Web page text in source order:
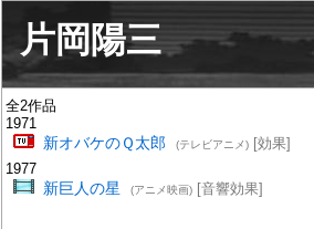
片岡陽三
全2作品
1971
新オバケのＱ太郎 (テレビアニメ)[効果]
1977
新巨人の星 (アニメ映画)[音響効果]